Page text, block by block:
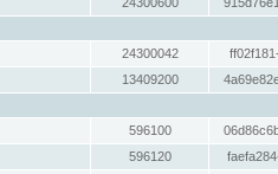
24300042
13409200
596100
596120